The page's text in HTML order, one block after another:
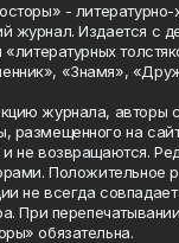
- литературно-
журнал. Издается с
«Знамя»,
журнала, авторы
размещенного на
не возвращаются.
Положительное
не всегда совпадает
При
обязательна.